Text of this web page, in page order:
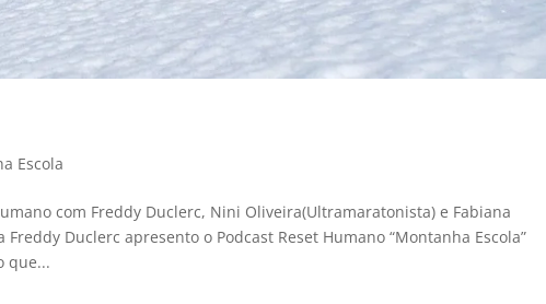
Escola
com Freddy Duclerc, Nini Oliveira(Ultramaratonista) e Fabiana
Duclerc apresento o Podcast Reset Humano “Montanha Escola”
que...